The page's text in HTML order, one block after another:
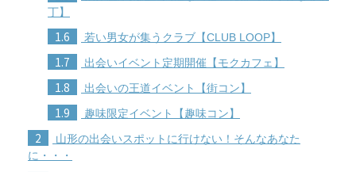
丁】
1.6 若い男女が集うクラブ【CLUB LOOP】
1.7 出会いイベント定期開催【モクカフェ】
1.8 出会いの王道イベント【街コン】
1.9 趣味限定イベント【趣味コン】
2
山形の出会いスポットに行けない！そんなあなた
に・・・